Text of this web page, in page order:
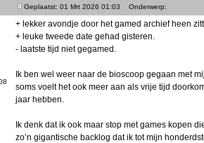
Geplaatst: 01 Mrt 2026 01:03 Onderwerp:
+ lekker avondje door het gamed archief heen
+ leuke tweede date gehad gisteren.
- laatste tijd niet gegamed.
Ik ben wel weer naar de bioscoop gegaan met
soms voelt het ook meer aan als vrije tijd
jaar hebben.
Ik denk dat ik ook maar stop met games kopen
zo’n gigantische backlog dat ik tot mijn